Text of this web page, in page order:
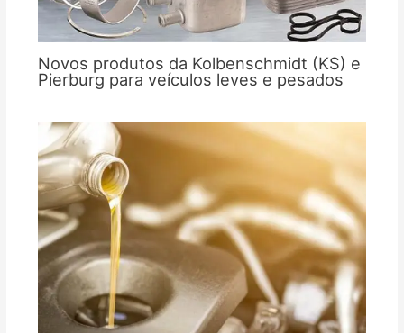
Novos produtos da Kolbenschmidt (KS) e
Pierburg para veículos leves e pesados